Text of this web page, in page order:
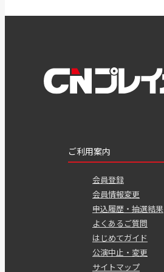
ご利用案内
会員登録
会員情報変更
申込履歴・抽選結果
よくあるご質問
はじめてガイド
公演中止・変更
サイトマップ